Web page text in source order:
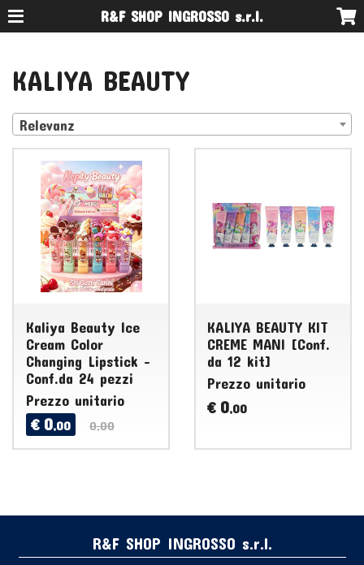
R&F SHOP INGROSSO s.r.l.
KALIYA BEAUTY
Relevanz
Kaliya Beauty Ice
Cream Color
Changing Lipstick -
Conf.da 24 pezzi
Prezzo unitario
€ 0,00 0,00
KALIYA BEAUTY KIT
CREME MANI [Conf.
da 12 kit]
Prezzo unitario
€ 0,00
R&F SHOP INGROSSO s.r.l.